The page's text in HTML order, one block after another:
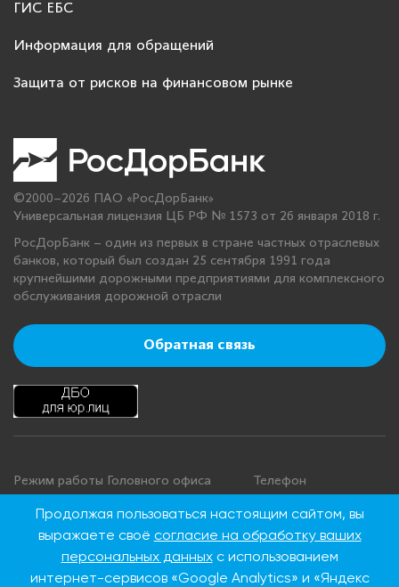
ГИС ЕБС
Информация для обращений
Защита от рисков на финансовом рынке
©2000–2026 ПАО «РосДорБанк»
Универсальная лицензия ЦБ РФ № 1573 от 26 января 2018 г.
РосДорБанк – один из первых в стране частных отраслевых
банков, который был создан 25 сентября 1991 года
крупнейшими дорожными предприятиями для комплексного
обслуживания дорожной отрасли
Обратная связь
Режим работы Головного офиса
Понедельник - четверг: с 9:00 до
18:00
Суббота, воскресенье: выходные
Телефон
+7 495 276 00 22
8 800 100 00 22
России)
Продолжая пользоваться настоящим сайтом, вы
выражаете своё согласие на обработку ваших
персональных данныхс использованием
интернет-сервисов «Google Analytics» и «Яндекс